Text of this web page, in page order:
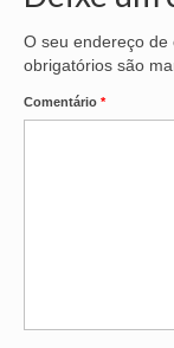
O seu endereço de
obrigatórios são
Comentário *